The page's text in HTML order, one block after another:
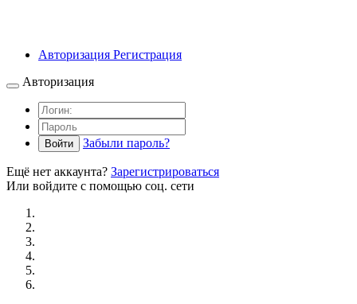
Авторизация Регистрация
Авторизация
Войти Забыли пароль?
Ещё нет аккаунта? Зарегистрироваться
Или войдите с помощью соц. сети